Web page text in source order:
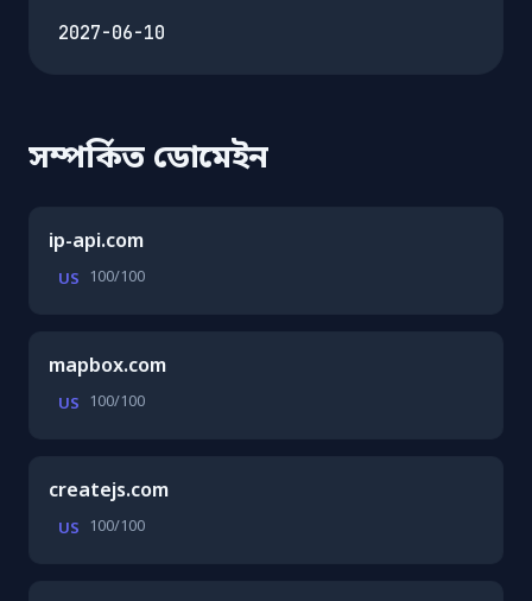
2027-06-10
সম্পর্কিত ডোমেইন
ip-api.com
US 100/100
mapbox.com
US 100/100
createjs.com
US 100/100